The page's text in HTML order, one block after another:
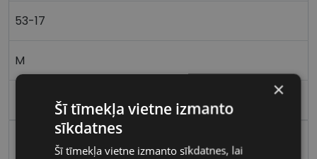
53-17
M
×
Šī tīmekļa vietne izmanto
sīkdatnes
Šī tīmekļa vietne izmanto sīkdatnes, lai